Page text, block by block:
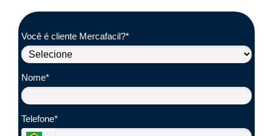
Você é cliente Mercafacil?*
Nome*
Telefone*